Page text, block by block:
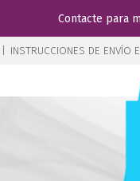
Contacte para
INSTRUCCIONES DE ENVÍO